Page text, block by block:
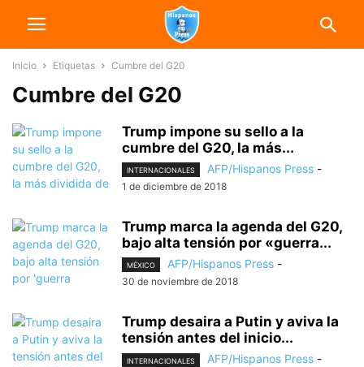
Inicio Etiquetas Cumbre del G20
Cumbre del G20
Trump impone su sello a la
cumbre del G20, la más...
INTERNACIONALES AFP/Hispanos Press -
1 de diciembre de 2018
Trump marca la agenda del G20,
bajo alta tensión por «guerra...
MÉXICO AFP/Hispanos Press -
30 de noviembre de 2018
Trump desaira a Putin y aviva la
tensión antes del inicio...
INTERNACIONALES AFP/Hispanos Press -